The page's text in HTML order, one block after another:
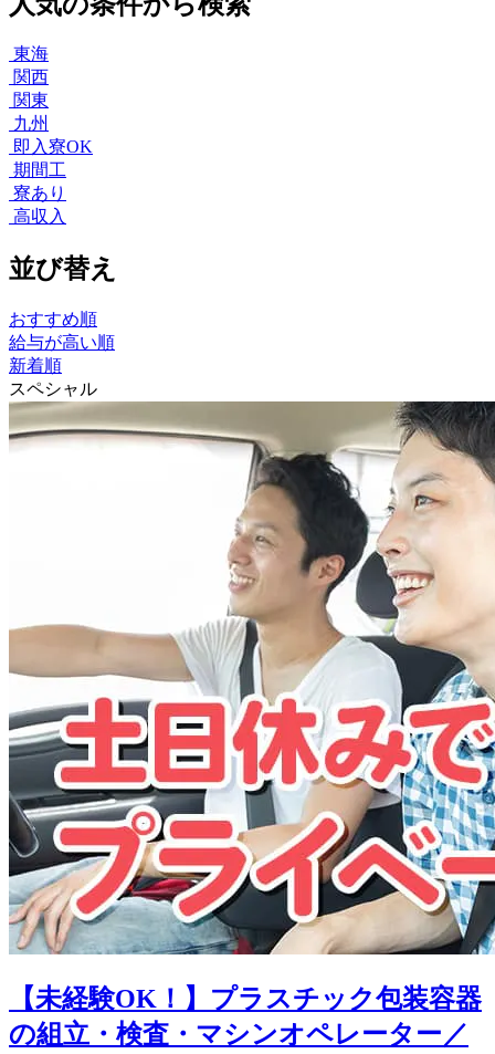
東海
関西
関東
九州
即入寮OK
期間工
寮あり
高収入
並び替え
おすすめ順
給与が高い順
新着順
スペシャル
【未経験OK！】プラスチック包装容器
の組立・検査・マシンオペレーター／